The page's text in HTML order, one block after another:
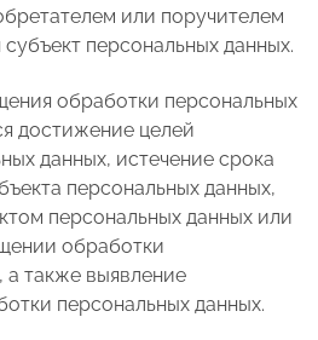
или поручителем
персональных данных.
обработки персональных
достижение целей
данных, истечение срока
персональных данных,
персональных данных или
обработки
а также выявление
персональных данных.